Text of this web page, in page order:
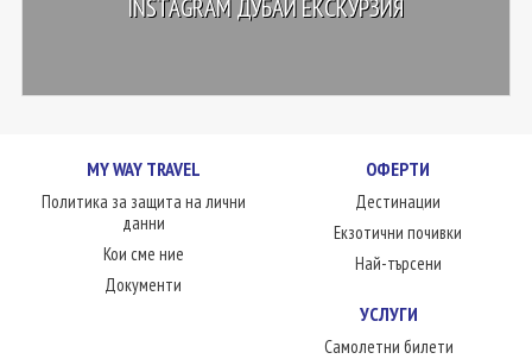
INSTAGRAM ДУБАЙ ЕКСКУРЗИЯ
MY WAY TRAVEL
Политика за защита на лични
данни
Кои сме ние
Документи
ОФЕРТИ
Дестинации
Екзотични почивки
Най-търсени
УСЛУГИ
Самолетни билети